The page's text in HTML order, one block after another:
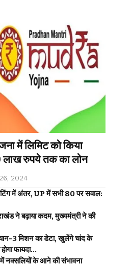
में लिमिट को किया
लाख रुपये तक का लोन
2024
में अंतर, UP में सभी 80 पर सवाल:
ने बढ़ाया कदम, मुख्यमंत्री ने की
3 मिशन का डेटा, खुलेंगे चांद के
फायदा…
में नक्सलियों के आने की संभावना